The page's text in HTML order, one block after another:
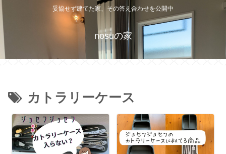
妥協せず建てた家、その答え合わせを公開中
nosuの家
カトラリーケース